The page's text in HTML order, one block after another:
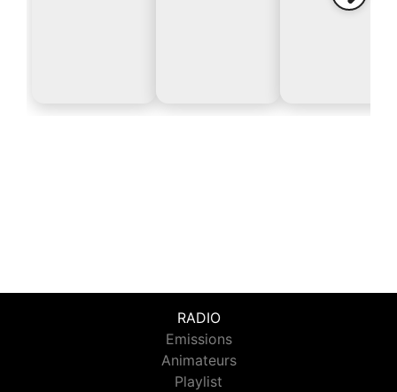
RADIO
Emissions
Animateurs
Playlist